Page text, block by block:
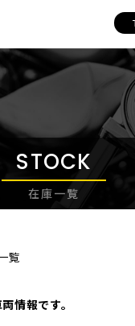
STOCK
在庫一覧
覧
情報です。